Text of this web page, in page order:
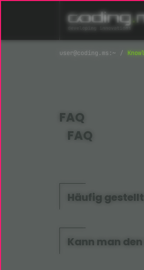
FAQ
FAQ
Häufig
Kann man